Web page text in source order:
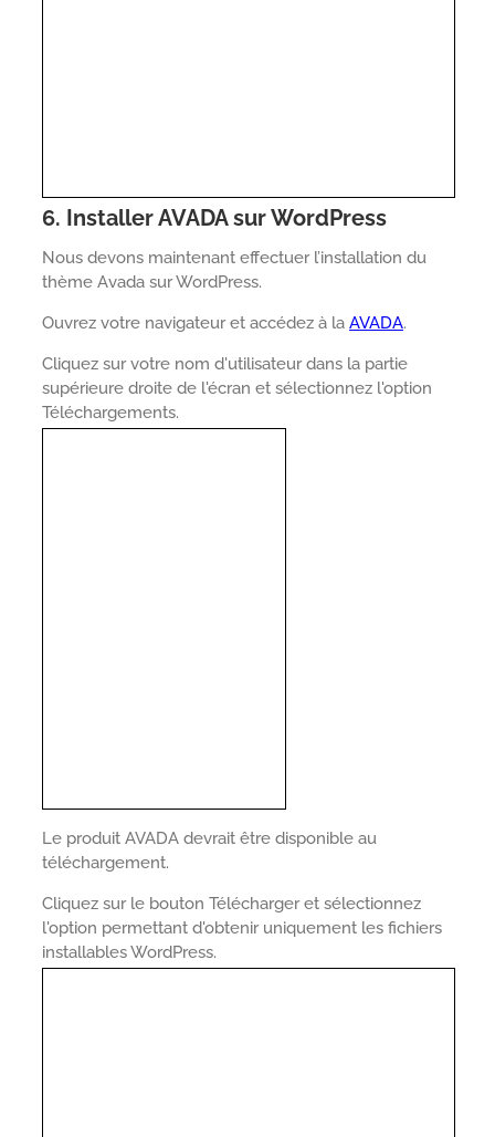
6. Installer AVADA sur WordPress
Nous devons maintenant effectuer l’installation du
thème Avada sur WordPress.
Ouvrez votre navigateur et accédez à la AVADA.
Cliquez sur votre nom d'utilisateur dans la partie
supérieure droite de l'écran et sélectionnez l'option
Téléchargements.
Le produit AVADA devrait être disponible au
téléchargement.
Cliquez sur le bouton Télécharger et sélectionnez
l'option permettant d'obtenir uniquement les fichiers
installables WordPress.